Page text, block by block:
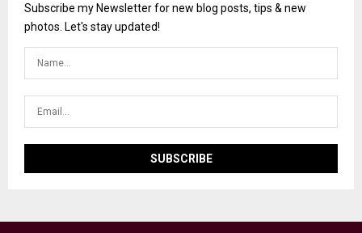
Subscribe my Newsletter for new blog posts, tips & new
photos. Let's stay updated!